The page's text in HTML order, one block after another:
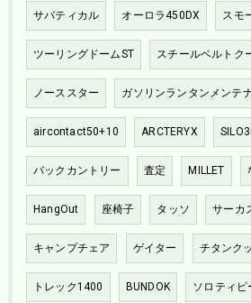
サバティカル オーロラ450DX スモ
ツーリングドームST スチールベルトク
ノーススター ガソリンランタンメンテ
aircontact50+10 ARCTERYX
バックカントリー 査定 MILLET
HangOut 座椅子 タッソ サーカ
キャンプチェア ゲイター チタンク
トレック1400 BUNDOK ソロティピ